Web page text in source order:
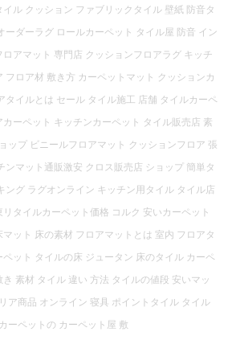
ル クッション ファブリックタイル 壁紙 防音タ
ーダーラグ ロールカーペット タイル屋 防音 イン
アマット 専門店 クッションフロアラグ キッチ
フロア材 敷き方 カーペットマット クッションカ
タイルとは セール タイル施工 店舗 タイルカーペ
ーペット キッチンカーペット タイル販売店 素
ップ ビニールフロアマット クッションフロア 張
ンマット通販激安 クロス販売店 ショップ 簡単タ
ング ラグオンライン キッチン用タイル タイル店
タイルカーペット価格 コルク 安いカーペット
ット 床の素材 フロアマットとは 室内 フロアタ
ット タイルの床 ジュータン 床のタイル カーペ
素材 タイル 違い 方法 タイルの値段 安いマッ
ア商品 オンライン 寝具 ポイントタイル タイル
ーペットの カーペット屋 敷